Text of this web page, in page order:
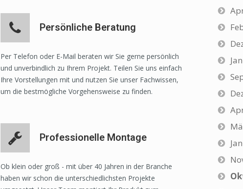
Persönliche Beratung
Per Telefon oder E-Mail beraten wir Sie gerne persönlich
und unverbindlich zu Ihrem Projekt. Teilen Sie uns einfach
Ihre Vorstellungen mit und nutzen Sie unser Fachwissen,
um die bestmögliche Vorgehensweise zu finden.
Professionelle Montage
Ob klein oder groß - mit über 40 Jahren in der Branche
haben wir schon die unterschiedlichsten Projekte